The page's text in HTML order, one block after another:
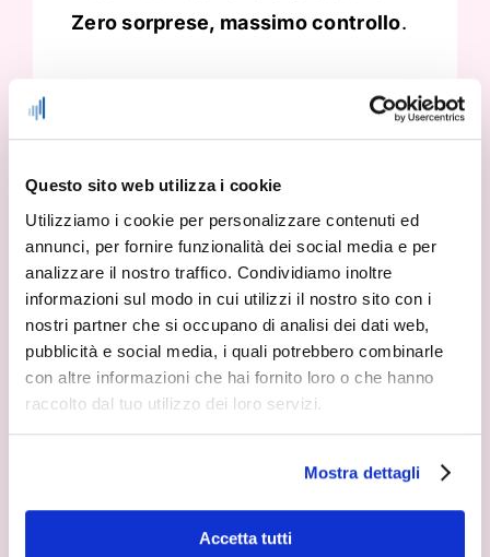
Questo sito web utilizza i cookie
Utilizziamo i cookie per personalizzare contenuti ed
annunci, per fornire funzionalità dei social media e per
analizzare il nostro traffico. Condividiamo inoltre
informazioni sul modo in cui utilizzi il nostro sito con i
nostri partner che si occupano di analisi dei dati web,
pubblicità e social media, i quali potrebbero combinarle
con altre informazioni che hai fornito loro o che hanno
raccolto dal tuo utilizzo dei loro servizi.
Mostra dettagli
Accetta tutti
Zero sorprese, massimo controllo.
Agente IA
integrato
L’Agente IA opera autonomamente,
risponde a domande strategiche
sulla tua azienda e ti supporta in